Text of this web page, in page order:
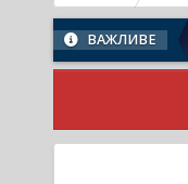
ВАЖЛИВЕ